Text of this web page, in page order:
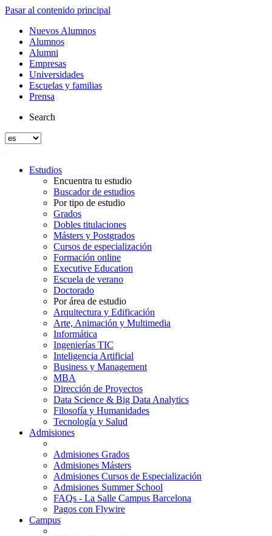
Pasar al contenido principal
Nuevos Alumnos
Alumnos
Alumni
Empresas
Universidades
Escuelas y familias
Prensa
Search
Estudios
Encuentra tu estudio
Buscador de estudios
Por tipo de estudio
Grados
Dobles titulaciones
Másters y Postgrados
Cursos de especialización
Formación online
Executive Education
Escuela de verano
Doctorado
Por área de estudio
Arquitectura y Edificación
Arte, Animación y Multimedia
Informática
Ingenierías TIC
Inteligencia Artificial
Business y Management
MBA
Dirección de Proyectos
Data Science & Big Data Analytics
Filosofía y Humanidades
Tecnología y Salud
Admisiones
Admisiones Grados
Admisiones Másters
Admisiones Cursos de Especialización
Admisiones Summer School
FAQs - La Salle Campus Barcelona
Pagos con Flywire
Campus